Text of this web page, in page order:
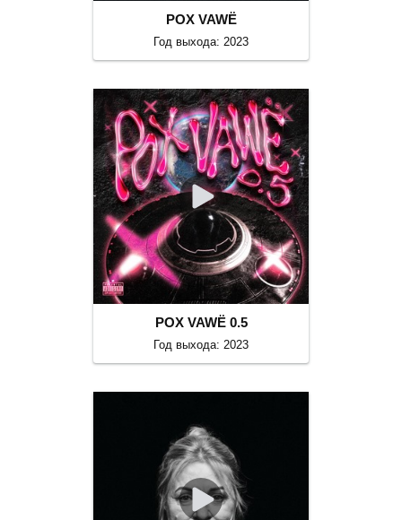
POX VAWË
Год выхода: 2023
POX VAWË 0.5
Год выхода: 2023